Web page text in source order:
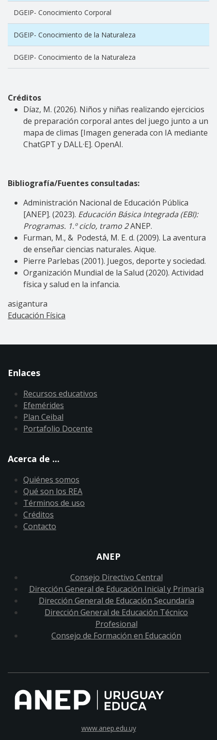
DGEIP- Conocimiento Corporal
DGEIP- Conocimiento de la Naturaleza
DGEIP- Conocimiento de la Naturaleza
Créditos
Díaz, M. (2026). Niños y niñas realizando ejercicios
de preparación corporal antes del juego junto a un
mapa de climas [Imagen generada con IA mediante
ChatGPT y DALL·E]. OpenAI.
Bibliografía/Fuentes consultadas:
Administración Nacional de Educación Pública
[ANEP]. (2023). Educación Básica Integrada (EBI):
Programas. 1.º ciclo, tramo 2ANEP.
Furman, M., & Podestá, M. E. d. (2009). La aventura
de enseñar ciencias naturales. Aique.
Pierre Parlebas (2001). Juegos, deporte y sociedad.
Organización Mundial de la Salud (2020). Actividad
física y salud en la infancia.
asigantura
Educación Física
Enlaces
Recursos educativos
Efemérides
Plan Ceibal
Portafolio Docente
Acerca de ...
Quiénes somos
Qué son los REA
Términos de uso
Créditos
Contacto
ANEP
Consejo Directivo Central
Dirección General de Educación Inicial y Primaria
Dirección General de Educación Secundaria
Dirección General de Educación Técnico
Profesional
Consejo de Formación en Educación
www.anep.edu.uy